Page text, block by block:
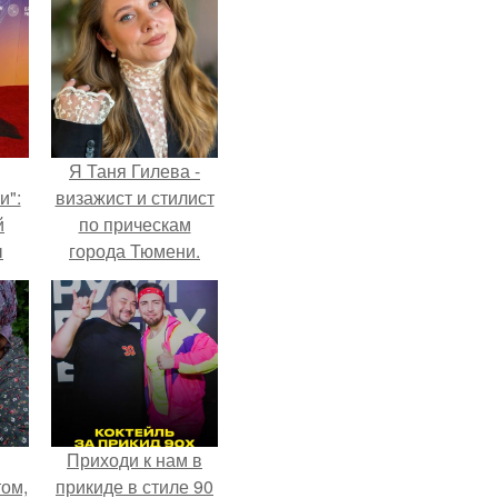
Я Таня Гилева -
визажист и стилист
по прическам
города Тюмени.
Приходи к нам в
прикиде в стиле 90